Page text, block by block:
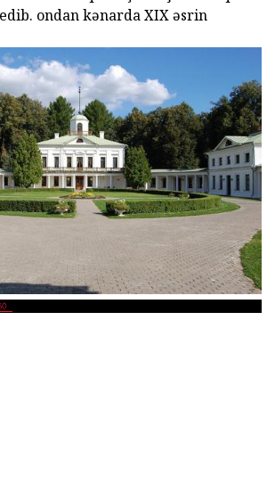
ondan kənarda XIX əsrin